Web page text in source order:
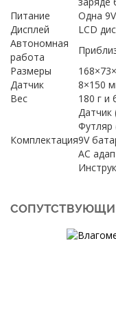
Питание
Одна
Дисплей
LCD
Автономная
работа
Размеры
Датчик
8×150
Вес
180 г и
Комплектация
Датчик
Футляр
9V
AC